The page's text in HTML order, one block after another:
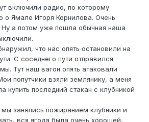
включили радио, по которому
о Ямале Игоря Корнилова. Очень
Ну а потом уже пошла обычная наша
что нас опять остановили на
С соседнего пути отправился
Тут наш вагон опять атаковали
попутчики взяли землянику, а меня
купить последний стакан с клубникой
занялись пожиранием клубники и
вся ягода была очень хорошей,